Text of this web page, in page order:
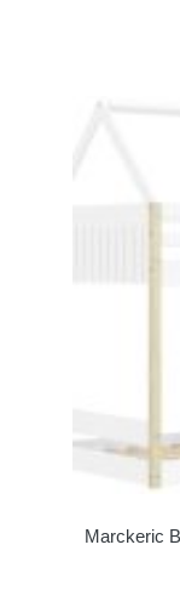
Marckeric